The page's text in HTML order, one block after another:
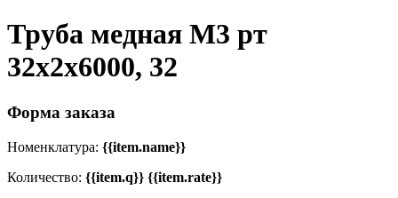
Труба медная М3 рт
32х2х6000, 32
Форма заказа
Номенклатура: {{item.name}}
Количество: {{item.q}} {{item.rate}}